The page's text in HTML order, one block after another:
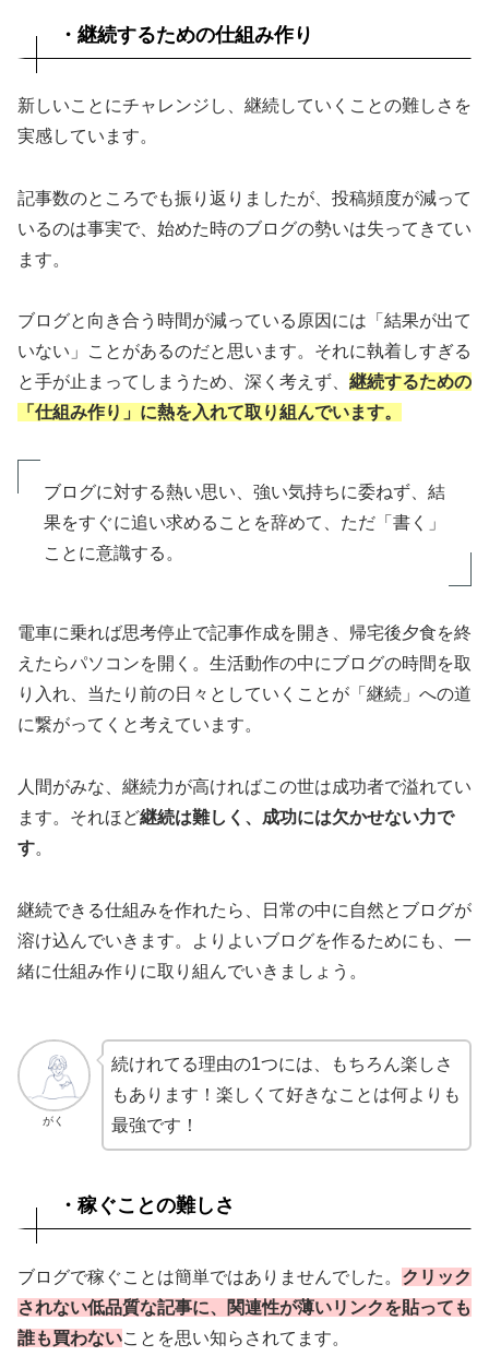
・継続するための仕組み作り
新しいことにチャレンジし、継続していくことの難しさを
実感しています。
記事数のところでも振り返りましたが、投稿頻度が減って
いるのは事実で、始めた時のブログの勢いは失ってきてい
ます。
ブログと向き合う時間が減っている原因には「結果が出て
いない」ことがあるのだと思います。それに執着しすぎる
と手が止まってしまうため、深く考えず、 継続するための
「仕組み作り」に熱を入れて取り組んでいます。
ブログに対する熱い思い、強い気持ちに委ねず、結
果をすぐに追い求めることを辞めて、ただ「書く」
ことに意識する。
電車に乗れば思考停止で記事作成を開き、帰宅後夕食を終
えたらパソコンを開く。生活動作の中にブログの時間を取
り入れ、当たり前の日々としていくことが「継続」への道
に繋がってくと考えています。
人間がみな、継続力が高ければこの世は成功者で溢れてい
ます。それほど継続は難しく、成功には欠かせない力で
す。
継続できる仕組みを作れたら、日常の中に自然とブログが
溶け込んでいきます。よりよいブログを作るためにも、一
緒に仕組み作りに取り組んでいきましょう。
がく
続けれてる理由の1つには、もちろん楽しさ
もあります！楽しくて好きなことは何よりも
最強です！
・稼ぐことの難しさ
ブログで稼ぐことは簡単ではありませんでした。 クリック
されない低品質な記事に、関連性が薄いリンクを貼っても
誰も買わないことを思い知らされてます。